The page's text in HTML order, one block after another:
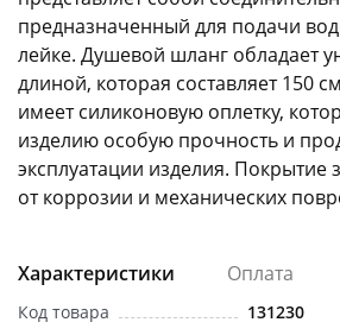
предназначенный для подачи
лейке. Душевой шланг обладает
длиной, которая составляет 150
имеет силиконовую оплетку,
изделию особую прочность и
эксплуатации изделия. Покрытие
от коррозии и механических
Характеристики Оплата
Код товара
131230